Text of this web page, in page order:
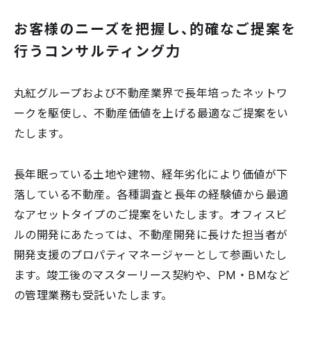
お客様のニーズを把握し、 的確なご提案を
行う コンサルティング力
丸紅グループおよび不動産業界で長年培ったネットワ
ークを駆使し、不動産価値を上げる最適なご提案をい
たします。
長年眠っている土地や建物、経年劣化により価値が下
落している不動産。各種調査と長年の経験値から最適
なアセットタイプのご提案をいたします。オフィスビ
ルの開発にあたっては、不動産開発に長けた担当者が
開発支援のプロパティマネージャーとして参画いたし
ます。竣工後のマスターリース契約や、PM・BMなど
の管理業務も受託いたします。